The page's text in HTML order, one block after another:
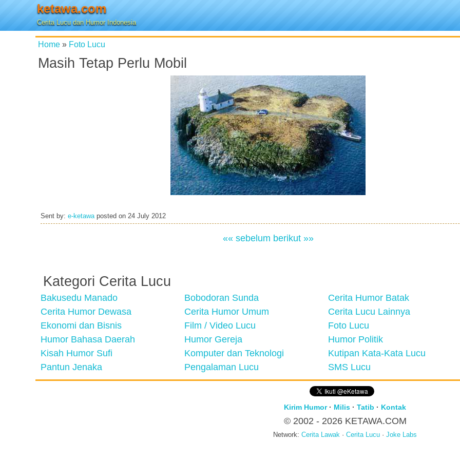
ketawa.com
Cerita Lucu dan Humor Indonesia
Home » Foto Lucu
Masih Tetap Perlu Mobil
Sent by: e-ketawaposted on 24 July 2012
«« sebelum berikut »»
Kategori Cerita Lucu
Bakusedu Manado Bobodoran Sunda
Cerita Humor Batak
Cerita Humor Dewasa
Cerita Humor Umum
Cerita Lucu Lainnya
Ekonomi dan Bisnis
Film / Video Lucu
Foto Lucu
Humor Bahasa Daerah
Humor Gereja
Humor Politik
Kisah Humor Sufi
Komputer dan Teknologi
Kutipan Kata-Kata Lucu
Pantun Jenaka
Pengalaman Lucu SMS Lucu
Kirim Humor· Milis · Tatib · Kontak
© 2002 - 2026 KETAWA.COM
Network: Cerita Lawak · Cerita Lucu · Joke Labs